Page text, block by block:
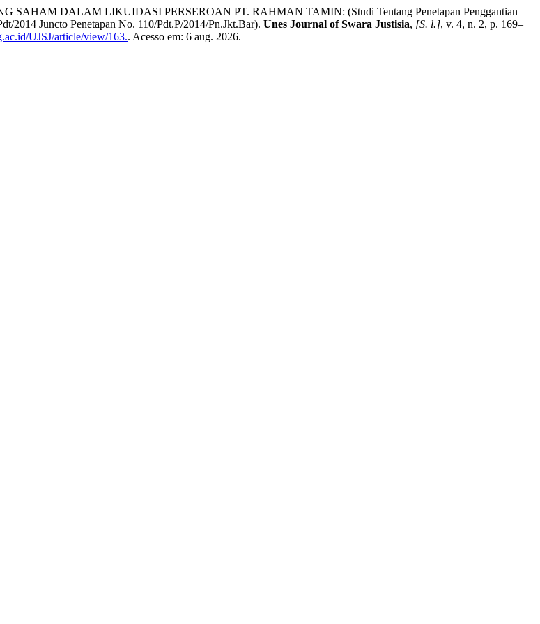
DALAM LIKUIDASI PERSEROAN PT. RAHMAN TAMIN: (Studi Tentang Penetapan Penggantian
2014 Juncto Penetapan No. 110/Pdt.P/2014/Pn.Jkt.Bar). Unes Journal of Swara Justisia, [S. l.], v. 4, n. 2, p. 169–
UJSJ/article/view/163.. Acesso em: 6 aug. 2026.